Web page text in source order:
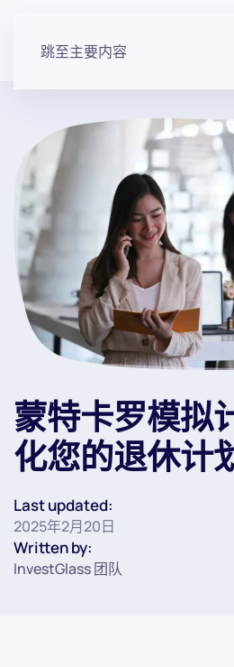
跳至主要内容
蒙特卡罗模拟
化您的退休计
Last updated:
2025年2月20日
Written by:
InvestGlass 团队